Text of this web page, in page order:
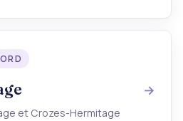
et Crozes-Hermitage